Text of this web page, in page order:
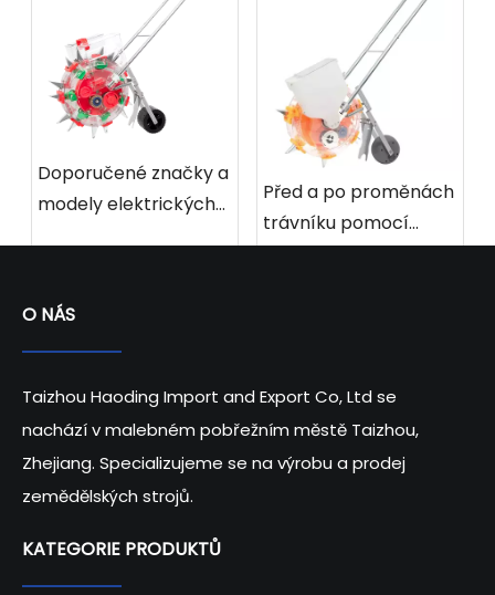
Doporučené značky a
modely elektrických
Před a po proměnách
trávníku pomocí
motorových secích
O NÁS
Taizhou Haoding Import and Export Co, Ltd se
nachází v malebném pobřežním městě Taizhou,
Zhejiang. Specializujeme se na výrobu a prodej
zemědělských strojů.
KATEGORIE PRODUKTŮ​​​​​​​